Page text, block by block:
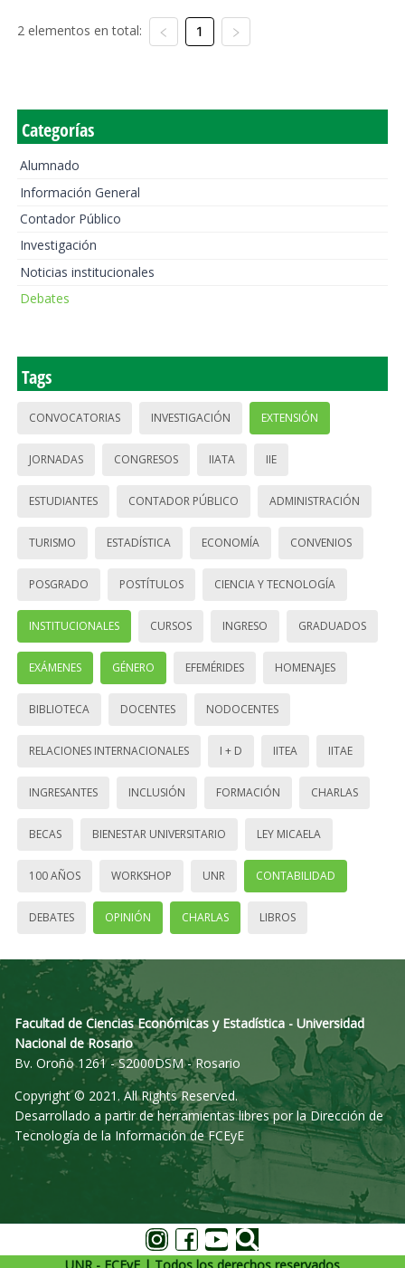
2 elementos en total: 1
Categorías
Alumnado
Información General
Contador Público
Investigación
Noticias institucionales
Debates
Tags
CONVOCATORIAS INVESTIGACIÓN EXTENSIÓN
JORNADAS CONGRESOS IIATA IIE
ESTUDIANTES CONTADOR PÚBLICO ADMINISTRACIÓN
TURISMO ESTADÍSTICA ECONOMÍA CONVENIOS
POSGRADO POSTÍTULOS CIENCIA Y TECNOLOGÍA
INSTITUCIONALES CURSOS INGRESO GRADUADOS
EXÁMENES GÉNERO EFEMÉRIDES HOMENAJES
BIBLIOTECA DOCENTES NODOCENTES
RELACIONES INTERNACIONALES I + D IITEA IITAE
INGRESANTES INCLUSIÓN FORMACIÓN CHARLAS
BECAS BIENESTAR UNIVERSITARIO LEY MICAELA
100 AÑOS WORKSHOP UNR CONTABILIDAD
DEBATES OPINIÓN CHARLAS LIBROS
Facultad de Ciencias Económicas y Estadística - Universidad
Nacional de Rosario
Bv. Oroño 1261 - S2000DSM - Rosario
Copyright © 2021. All Rights Reserved.
Desarrollado a partir de herramientas libres por la Dirección de
Tecnología de la Información de FCEyE